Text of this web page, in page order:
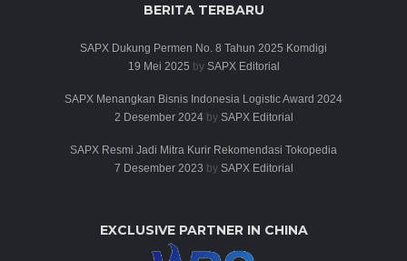
BERITA TERBARU
SAPX Dukung Permen No. 8 Tahun 2025 Komdigi
19 Mei 2025 by SAPX Editorial
SAPX Menangkan Bisnis Indonesia Logistic Award 2024
2 Desember 2024by SAPX Editorial
SAPX Resmi Jadi Mitra Kurir Rekomendasi Tokopedia
7 Desember 2023 by SAPX Editorial
EXCLUSIVE PARTNER IN CHINA